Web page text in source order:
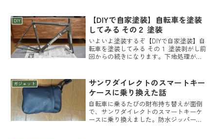
袋について現在僕がメインで使っている
物を紹介します。輪行に興...
DIY
【DIYで自家塗装】自転車を塗装
してみる その２ 塗装
いよいよ塗装するぞ【DIYで自家塗装】自
転車を塗装してみる その１ 塗装剥がし前
回からの続きになります。下地処理が出
ー、ローラーを使わず刷毛で塗ります。
塗料は色んな種類が...
ガジェット
サンワダイレクトのスマートキー
ケースに乗り換えた話
自転車に乗るたびの財布持ち替えが面倒
で、サンワダイレクトのスマートキーケ
ースに乗り換えました。防水ジッパーや